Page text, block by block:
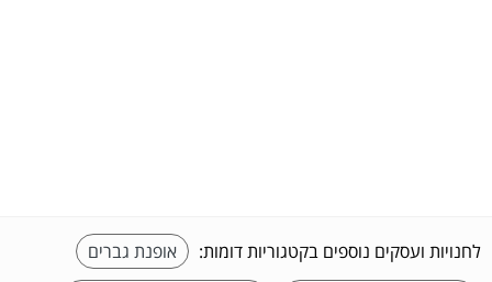
לחנויות ועסקים נוספים בקטגוריות דומות:
אופנת גברים